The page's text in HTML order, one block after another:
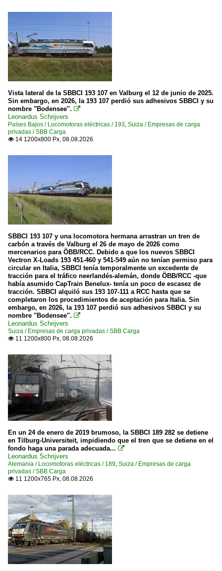
Vista lateral de la SBBCI 193 107 en Valburg el 12 de junio de 2025.
Sin embargo, en 2026, la 193 107 perdió sus adhesivos SBBCI y su
nombre "Bodensee". 
Leonardus Schrijvers
Países Bajos / Locomotoras eléctricas / 193, Suiza / Empresas de carga
privadas / SBB Carga
 14 1200x800 Px, 08.08.2026
SBBCI 193 107 y una locomotora hermana arrastran un tren de
carbón a través de Valburg el 26 de mayo de 2026 como
mercenarios para ÖBB/RCC. Debido a que los nuevos SBBCI
Vectron X-Loads 193 451-460 y 541-549 aún no tenían permiso para
circular en Italia, SBBCI tenía temporalmente un excedente de
tracción para el tráfico neerlandés-alemán, donde ÖBB/RCC -que
había asumido CapTrain Benelux- tenía un poco de escasez de
tracción. SBBCI alquiló sus 193 107-111 a RCC hasta que se
completaron los procedimientos de aceptación para Italia. Sin
embargo, en 2026, la 193 107 perdió sus adhesivos SBBCI y su
nombre "Bodensee". 
Leonardus Schrijvers
Suiza / Empresas de carga privadas / SBB Carga
 11 1200x800 Px, 08.08.2026
En un 24 de enero de 2019 brumoso, la SBBCI 189 282 se detiene
en Tilburg-Universiteit, impidiendo que el tren que se detiene en el
fondo haga una parada adecuada... 
Leonardus Schrijvers
Alemania / Locomotoras eléctricas / 189, Suiza / Empresas de carga
privadas / SBB Carga
 11 1200x765 Px, 08.08.2026